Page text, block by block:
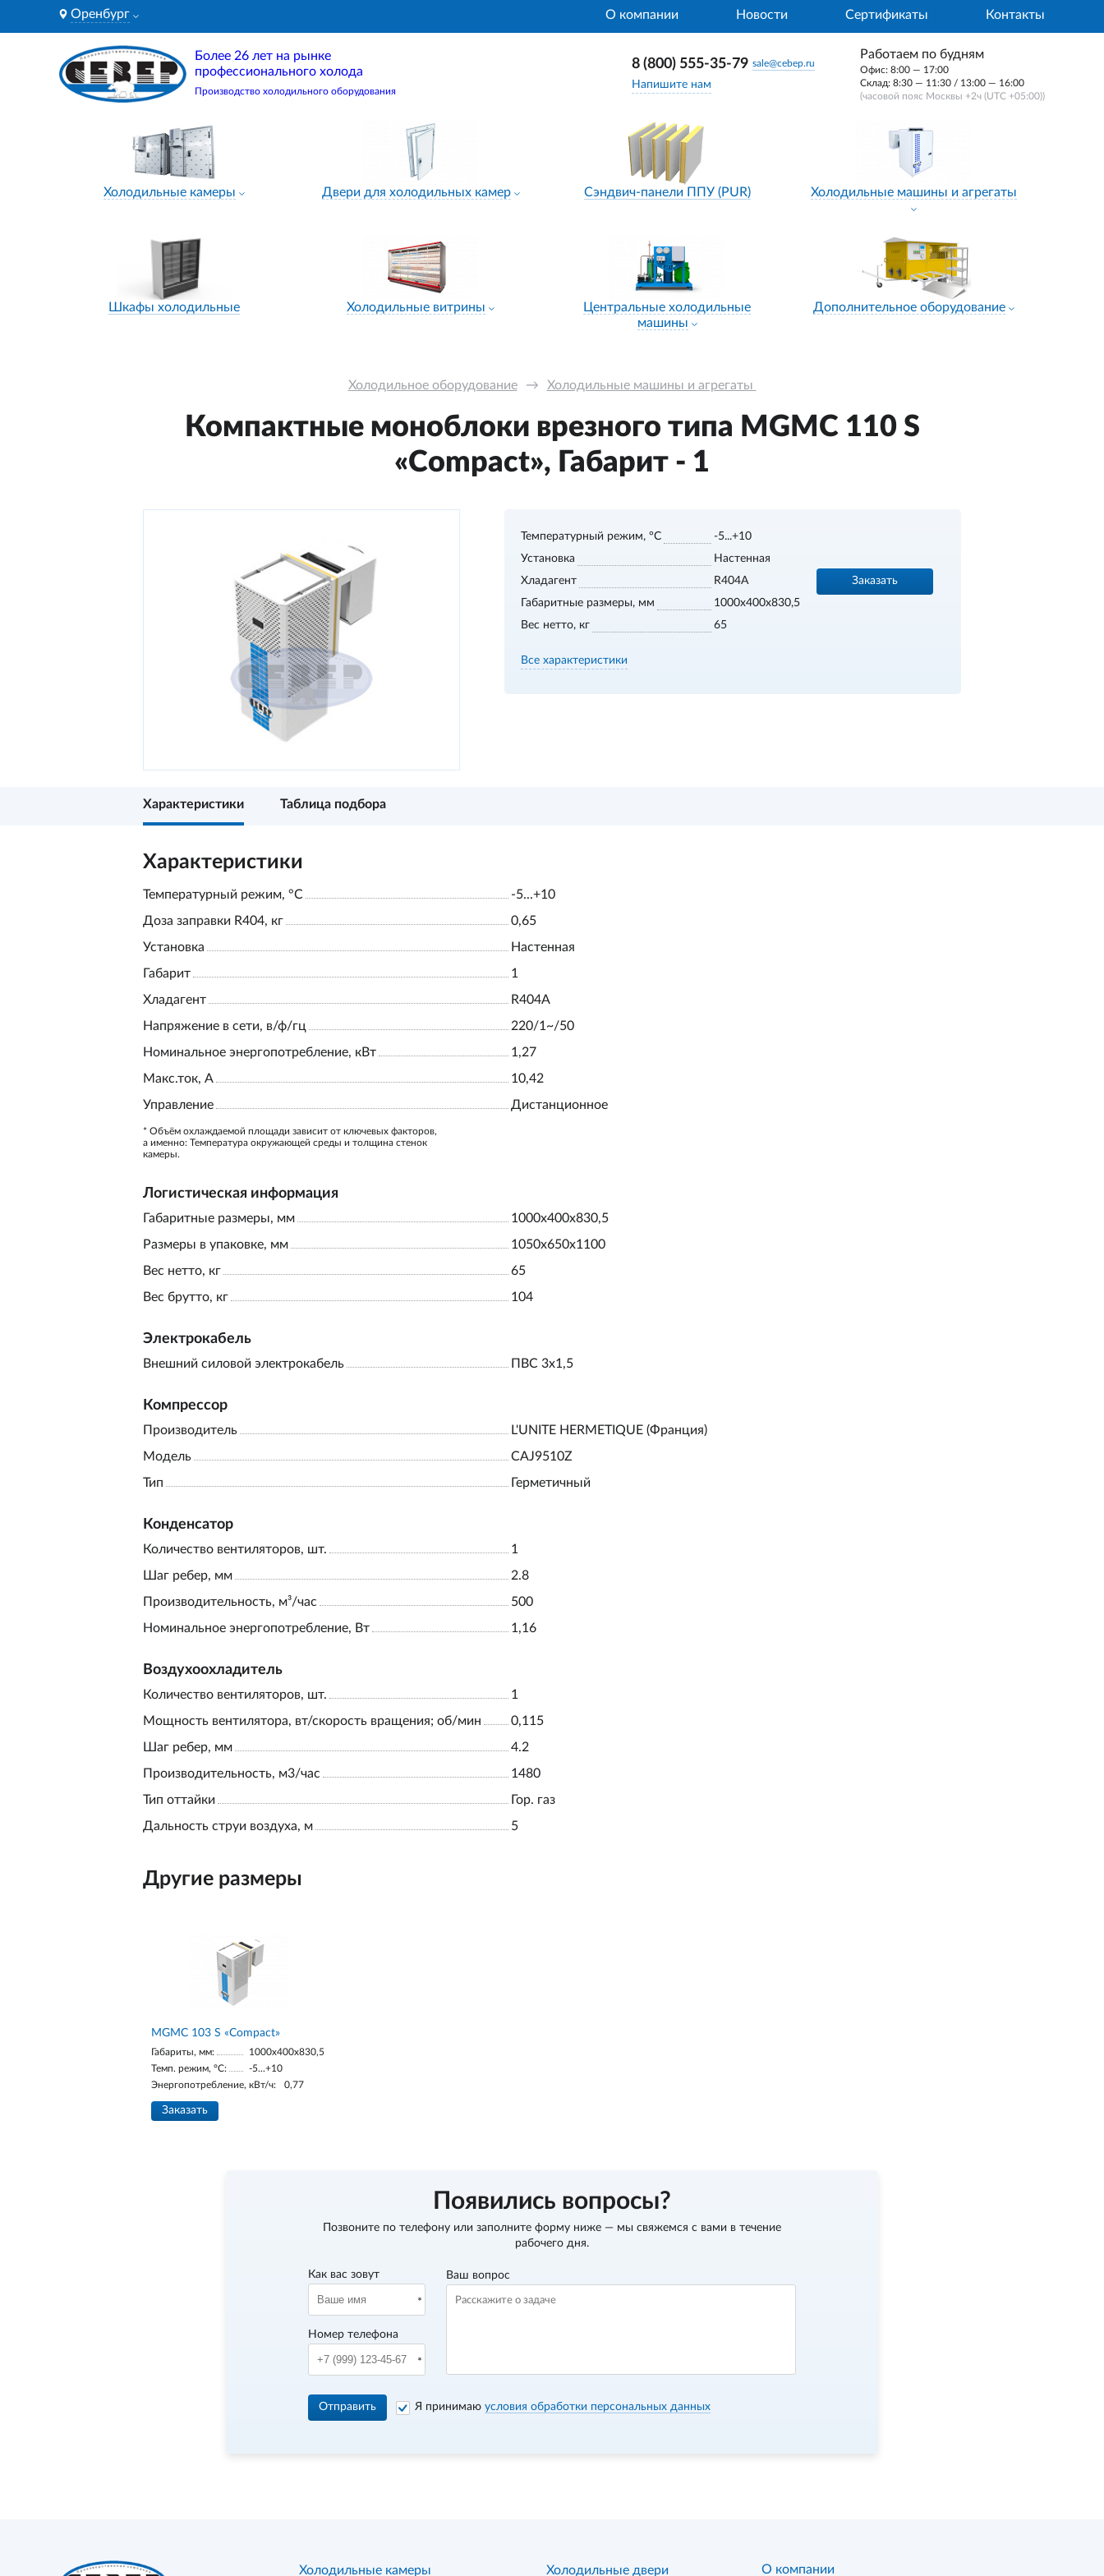
Оренбург О компании Новости Сертификаты Контакты
Более 26 лет на рынке
профессионального холода
Производство холодильного оборудования
8 (800) 555-35-79 sale@cebep.ru
Напишите нам
Работаем по будням
Офис: 8:00 — 17:00
Склад: 8:30 — 11:30 / 13:00 — 16:00
(часовой пояс Москвы +2ч (UTC +05:00))
Холодильные камеры Двери для холодильных камер Сэндвич-панели ППУ (PUR) Холодильные машины и агрегаты
Шкафы холодильные Холодильные витрины
Центральные холодильные
машины
Дополнительное оборудование
Холодильное оборудование → Холодильные машины и агрегаты
Компактные моноблоки врезного типа MGMС 110 S
«Compact», Габарит - 1
Температурный режим, °С
-5...+10
Установка
Настенная
Хладагент
R404A
Габаритные размеры, мм
1000х400х830,5
Вес нетто, кг
65
Заказать
Все характеристики
Характеристики Таблица подбора
Характеристики
Температурный режим, °С
-5...+10
Доза заправки R404, кг
0,65
Установка
Настенная
Габарит
1
Хладагент
R404A
Напряжение в сети, в/ф/гц
220/1~/50
Номинальное энергопотребление, кВт
1,27
Макс.ток, А
10,42
Управление
Дистанционное
* Объём охлаждаемой площади зависит от ключевых факторов,
а именно: Температура окружающей среды и толщина стенок
камеры.
Логистическая информация
Габаритные размеры, мм
1000х400х830,5
Размеры в упаковке, мм
1050х650х1100
Вес нетто, кг
65
Вес брутто, кг
104
Электрокабель
Внешний силовой электрокабель ПВС 3х1,5
Компрессор
Производитель
L'UNITE HERMETIQUE (Франция)
Модель
CAJ9510Z
Тип
Герметичный
Конденсатор
Количество вентиляторов, шт.
1
Шаг ребер, мм
2.8
Производительность, м³/час
500
Номинальное энергопотребление, Вт
1,16
Воздухоохладитель
Количество вентиляторов, шт.
1
Мощность вентилятора, вт/скорость вращения; об/мин
0,115
Шаг ребер, мм
4.2
Производительность, м3/час
1480
Тип оттайки
Гор. газ
Дальность струи воздуха, м
5
Другие размеры
MGMС 103 S «Compact»
Габариты, мм:
1000x400x830,5
Темп. режим, °С:
-5...+10
Энергопотребление, кВт/ч:
0,77
Заказать
Появились вопросы?
Позвоните по телефону или заполните форму ниже — мы свяжемся с вами в течение
рабочего дня.
Как вас зовут
Номер телефона
Ваш вопрос
Отправить Я принимаю условия обработки персональных данных
Холодильные камеры Холодильные двери О компании